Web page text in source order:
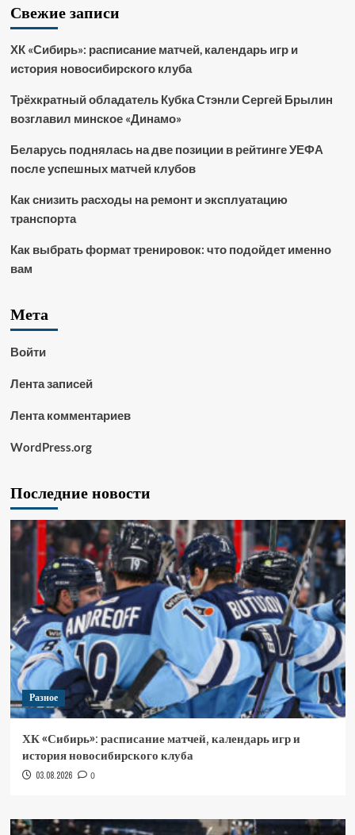
Свежие записи
ХК «Сибирь»: расписание матчей, календарь игр и
история новосибирского клуба
Трёхкратный обладатель Кубка Стэнли Сергей Брылин
возглавил минское «Динамо»
Беларусь поднялась на две позиции в рейтинге УЕФА
после успешных матчей клубов
Как снизить расходы на ремонт и эксплуатацию
транспорта
Как выбрать формат тренировок: что подойдет именно
вам
Мета
Войти
Лента записей
Лента комментариев
WordPress.org
Последние новости
Разное
ХК «Сибирь»: расписание матчей, календарь игр и
история новосибирского клуба
03.08.2026 0